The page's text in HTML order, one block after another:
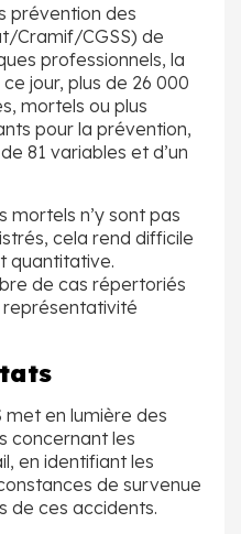
prévention des
Cramif/CGSS) de
professionnels, la
jour, plus de 26 000
mortels ou plus
pour la prévention,
81 variables et d’un
mortels n’y sont pas
cela rend difficile
quantitative.
de cas répertoriés
en lumière des
concernant les
en identifiant les
de survenue
de ces accidents.